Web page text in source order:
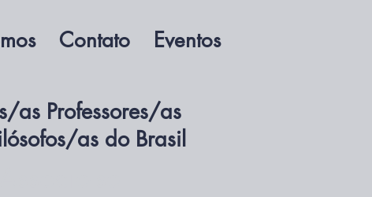
Contato Eventos
as Professores/as
as do Brasil